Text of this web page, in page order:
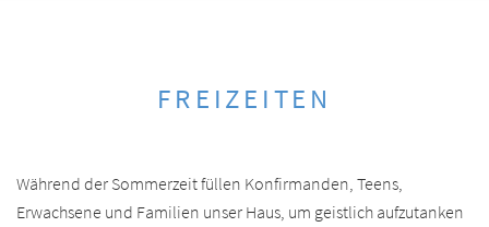
FREIZEITEN
Während der Sommer­zeit füllen Konfirmanden, Teens,
Erwachsene und Familien unser Haus, um geistlich aufzu­tanken